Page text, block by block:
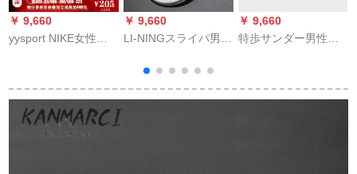
￥ 9,660
yysport NIKE女性靴
ァ
￥ 9,660
LI-NINGスライパ男性
き见るドイツ悟道サ
ラ屋外滑り止め耐摩
￥ 9,660
特歩サンダー男性ス
100足快适マジロック